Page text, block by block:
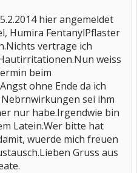
hier angemeldet
Humira FentanylPflaster
vertrage ich
weiss
beim
ohne Ende da ich
sei ihm
nur habe.Irgendwie bin
Latein.Wer bitte hat
wuerde mich freuen
Gruss aus